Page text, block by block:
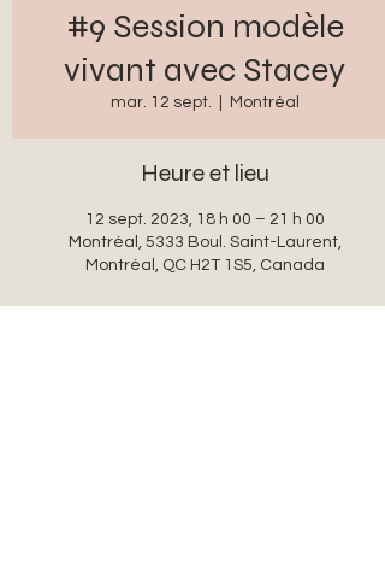
#9 Session modèle
vivant avec Stacey
mar. 12 sept. Montréal
Heure et lieu
12 sept. 2023, 18 h 00 – 21 h 00
Montréal, 5333 Boul. Saint-Laurent,
Montréal, QC H2T 1S5, Canada